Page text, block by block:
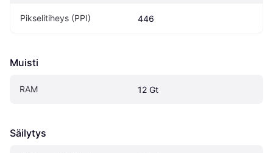
Pikselitiheys (PPI) 446
Muisti
RAM 12 Gt
Säilytys